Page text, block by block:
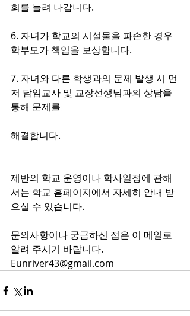
회를 늘려 나갑니다.
6. 자녀가 학교의 시설물을 파손한 경우
학부모가 책임을 보상합니다.
7. 자녀와 다른 학생과의 문제 발생 시 먼
저 담임교사 및 교장선생님과의 상담을
통해 문제를
해결합니다.
제반의 학교 운영이나 학사일정에 관해
서는 학교 홈페이지에서 자세히 안내 받
으실 수 있습니다.
문의사항이나 궁금하신 점은 이 메일로
알려 주시기 바랍니다.
Eunriver43@gmail.com